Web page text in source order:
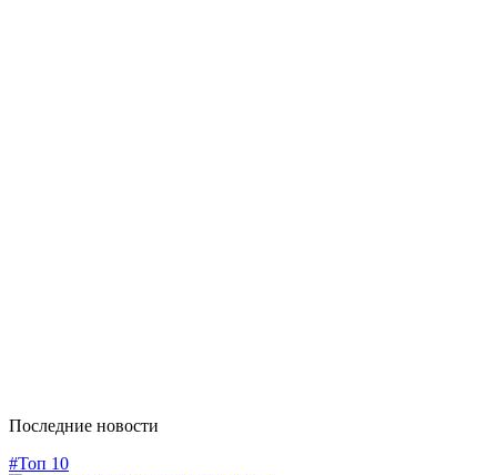
Последние новости
#Топ 10